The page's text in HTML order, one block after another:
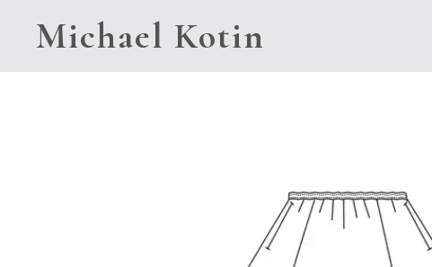
Michael Kotin